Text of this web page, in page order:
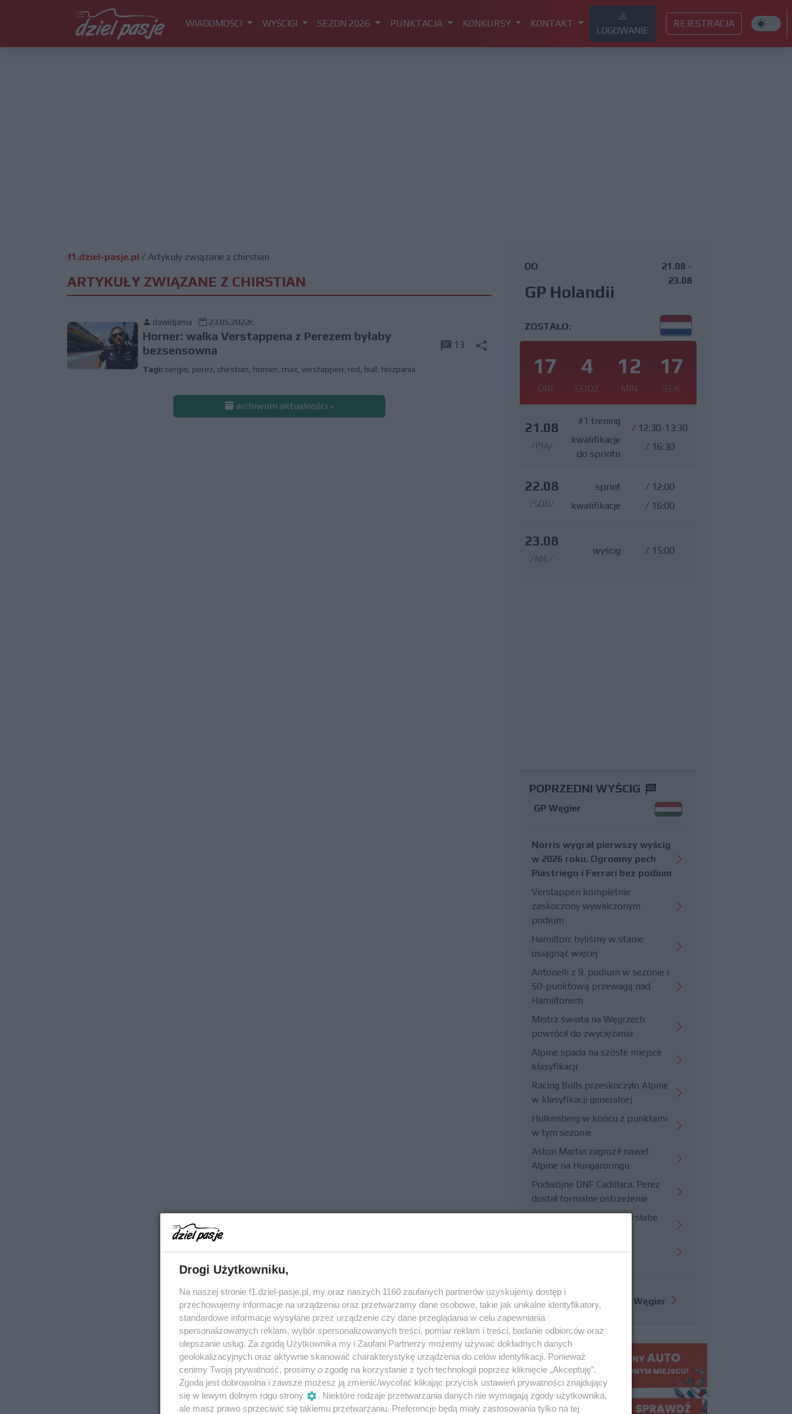
WIADOMOŚCI WYŚCIGI SEZON 2026 PUNKTACJA KONKURSY KONTAKT
LOGOWANIE
REJESTRACJA
f1.dziel-pasje.pl / Artykuły związane z chirstian
ARTYKUŁY ZWIĄZANE Z CHIRSTIAN
dawidjama 23.05.2022r.
Horner: walka Verstappena z Perezem byłaby
bezsensowna
Tagi: sergio perez chirstian horner max verstappen red bull hiszpania
13
archiwum aktualności »
DO
GP Holandii
21.08 -
23.08
ZOSTAŁO:
17
DNI
4
GODZ
12
MIN
16
SEK
21.08
/PIĄ/
#1 trening
kwalifikacje
do sprintu
/ 12:30-13:30
/ 16:30
22.08
/SOB/
sprint
kwalifikacje
/ 12:00
/ 16:00
23.08
/NIE/
wyścig / 15:00
POPRZEDNI WYŚCIG
GP Węgier
Norris wygrał pierwszy wyścig
w 2026 roku. Ogromny pech
Piastriego i Ferrari bez podium
Verstappen kompletnie
zaskoczony wywalczonym
podium
Hamilton: byliśmy w stanie
osiągnąć więcej
Antonelli z 9. podium w sezonie i
50-punktową przewagą nad
Hamiltonem
Mistrz świata na Węgrzech
powrócił do zwyciężania
Alpine spada na szóste miejsce
klasyfikacji
Racing Bulls przeskoczyło Alpine
w klasyfikacji generalnej
Hulkenberg w końcu z punktami
w tym sezonie
Aston Martin zagroził nawet
Alpine na Hungaroringu
Podwójne DNF Cadillaca. Perez
dostał formalne ostrzeżenie
Hungaroring potwierdził słabe
Więcej informacji o GP Węgier
Drogi Użytkowniku,
Na naszej stronie f1.dziel-pasje.pl, my oraz naszych 1160 zaufanych partnerów uzyskujemy dostęp i
przechowujemy informacje na urządzeniu oraz przetwarzamy dane osobowe, takie jak unikalne identyfikatory,
standardowe informacje wysyłane przez urządzenie czy dane przeglądania w celu zapewniania
spersonalizowanych reklam, wybór spersonalizowanych treści, pomiar reklam i treści, badanie odbiorców oraz
ulepszanie usług. Za zgodą Użytkownika my i Zaufani Partnerzy możemy używać dokładnych danych
geolokalizacyjnych oraz aktywnie skanować charakterystykę urządzenia do celów identyfikacji. Ponieważ
cenimy Twoją prywatność, prosimy o zgodę na korzystanie z tych technologii poprzez kliknięcie „Akceptuję”.
Zgoda jest dobrowolna i zawsze możesz ją zmienić/wycofać klikając przycisk ustawień prywatności znajdujący
się w lewym dolnym rogu strony
. Niektóre rodzaje przetwarzania danych nie wymagają zgody użytkownika,
ale masz prawo sprzeciwić się takiemu przetwarzaniu. Preferencje będą miały zastosowania tylko na tej